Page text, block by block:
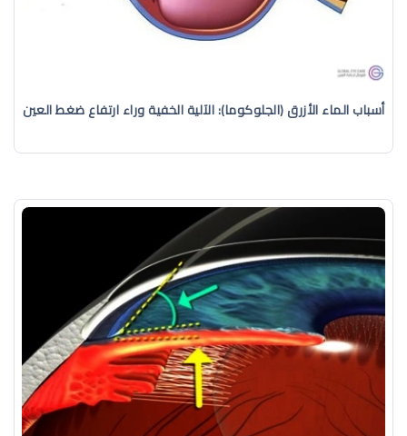
أسباب الماء الأزرق (الجلوكوما): الآلية الخفية وراء ارتفاع ضغط العين